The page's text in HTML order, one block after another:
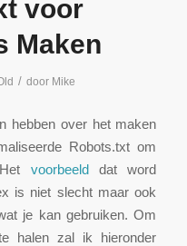
voor
Maken
/ door Mike
hebben over het maken
Robots.txt om
voorbeelddat word
is niet slecht maar ook
je kan gebruiken. Om
halen zal ik hieronder